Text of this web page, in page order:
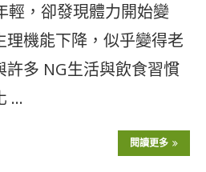
輕，卻發現體力開始變
理機能下降，似乎變得老
許多 NG生活與飲食習慣
…
閱讀更多